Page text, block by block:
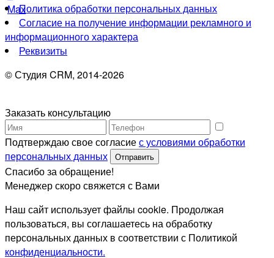
Политика обработки персональных данных
Согласие на получение информации рекламного и
информационного характера
Реквизиты
© Студия CRM, 2014-2026
Заказать консультацию
Подтверждаю свое согласиес условиями обработки
персональных данных
Отправить
Спасибо за обращение!
Менеджер скоро свяжется с Вами
Наш сайт использует файлы cookie. Продолжая
пользоваться, вы соглашаетесь на обработку
персональных данных в соответствии с Политикой
конфиденциальности.